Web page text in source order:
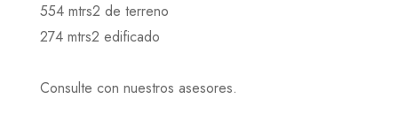
554 mtrs2 de terreno
274 mtrs2 edificado
Consulte con nuestros asesores.